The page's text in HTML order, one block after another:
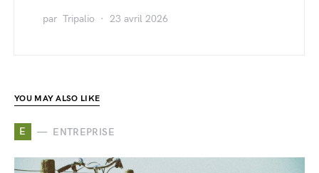
par Tripalio 23 avril 2026
YOU MAY ALSO LIKE
E ENTREPRISE